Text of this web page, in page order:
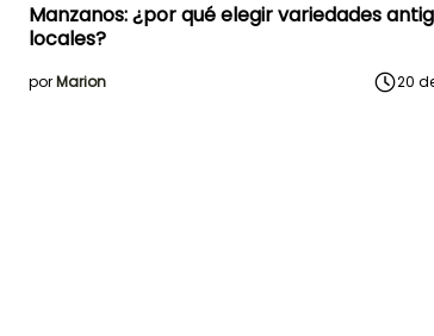
Manzanos: ¿por qué elegir variedades
locales?
porMarion 20